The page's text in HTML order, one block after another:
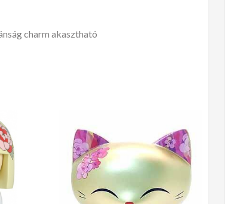
charm akasztható